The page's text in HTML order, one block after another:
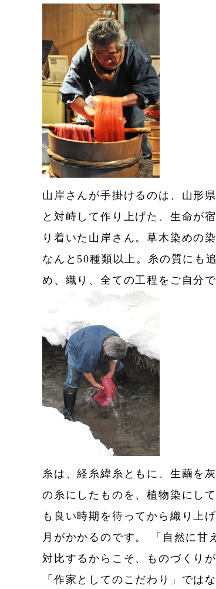
山岸さんが手掛けるのは、山形
と対峙して作り上げた、生命が
り着いた山岸さん。草木染めの
なんと50種類以上。糸の質にも
め、織り、全ての工程をご自分
糸は、経糸緯糸ともに、生繭を
の糸にしたものを、植物染にし
も良い時期を待ってから織り上
月がかかるのです。 「自然に甘
対比するからこそ、ものづくり
「作家としてのこだわり」では